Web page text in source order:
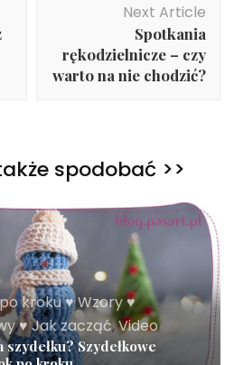
Next Article
Spotkania
rękodzielnicze – czy
warto na nie chodzić?
spodobać >>
kroku ♥ Wzory ♥
♥ Jak zacząć,Video
szydełku? Szydełkowe